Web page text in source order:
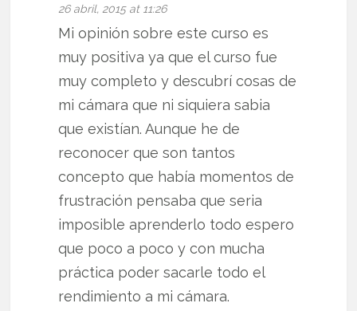
26 abril, 2015 at 11:26
Mi opinión sobre este curso es
muy positiva ya que el curso fue
muy completo y descubrí cosas de
mi cámara que ni siquiera sabia
que existían. Aunque he de
reconocer que son tantos
concepto que había momentos de
frustración pensaba que seria
imposible aprenderlo todo espero
que poco a poco y con mucha
práctica poder sacarle todo el
rendimiento a mi cámara.